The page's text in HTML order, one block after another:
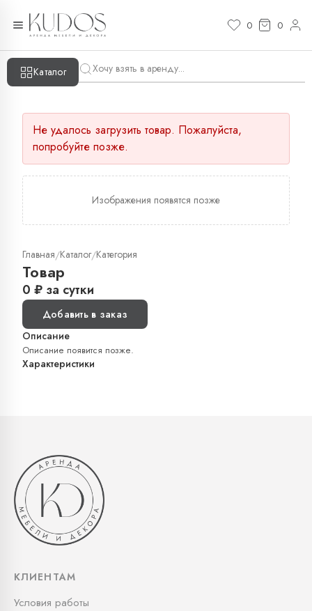
0 0
Каталог
Не удалось загрузить товар. Пожалуйста,
попробуйте позже.
Изображения появятся позже
Главная/Каталог/Категория
Товар
0 ₽ за сутки
Добавить в заказ
Описание
Описание появится позже.
Характеристики
КЛИЕНТАМ
Условия работы